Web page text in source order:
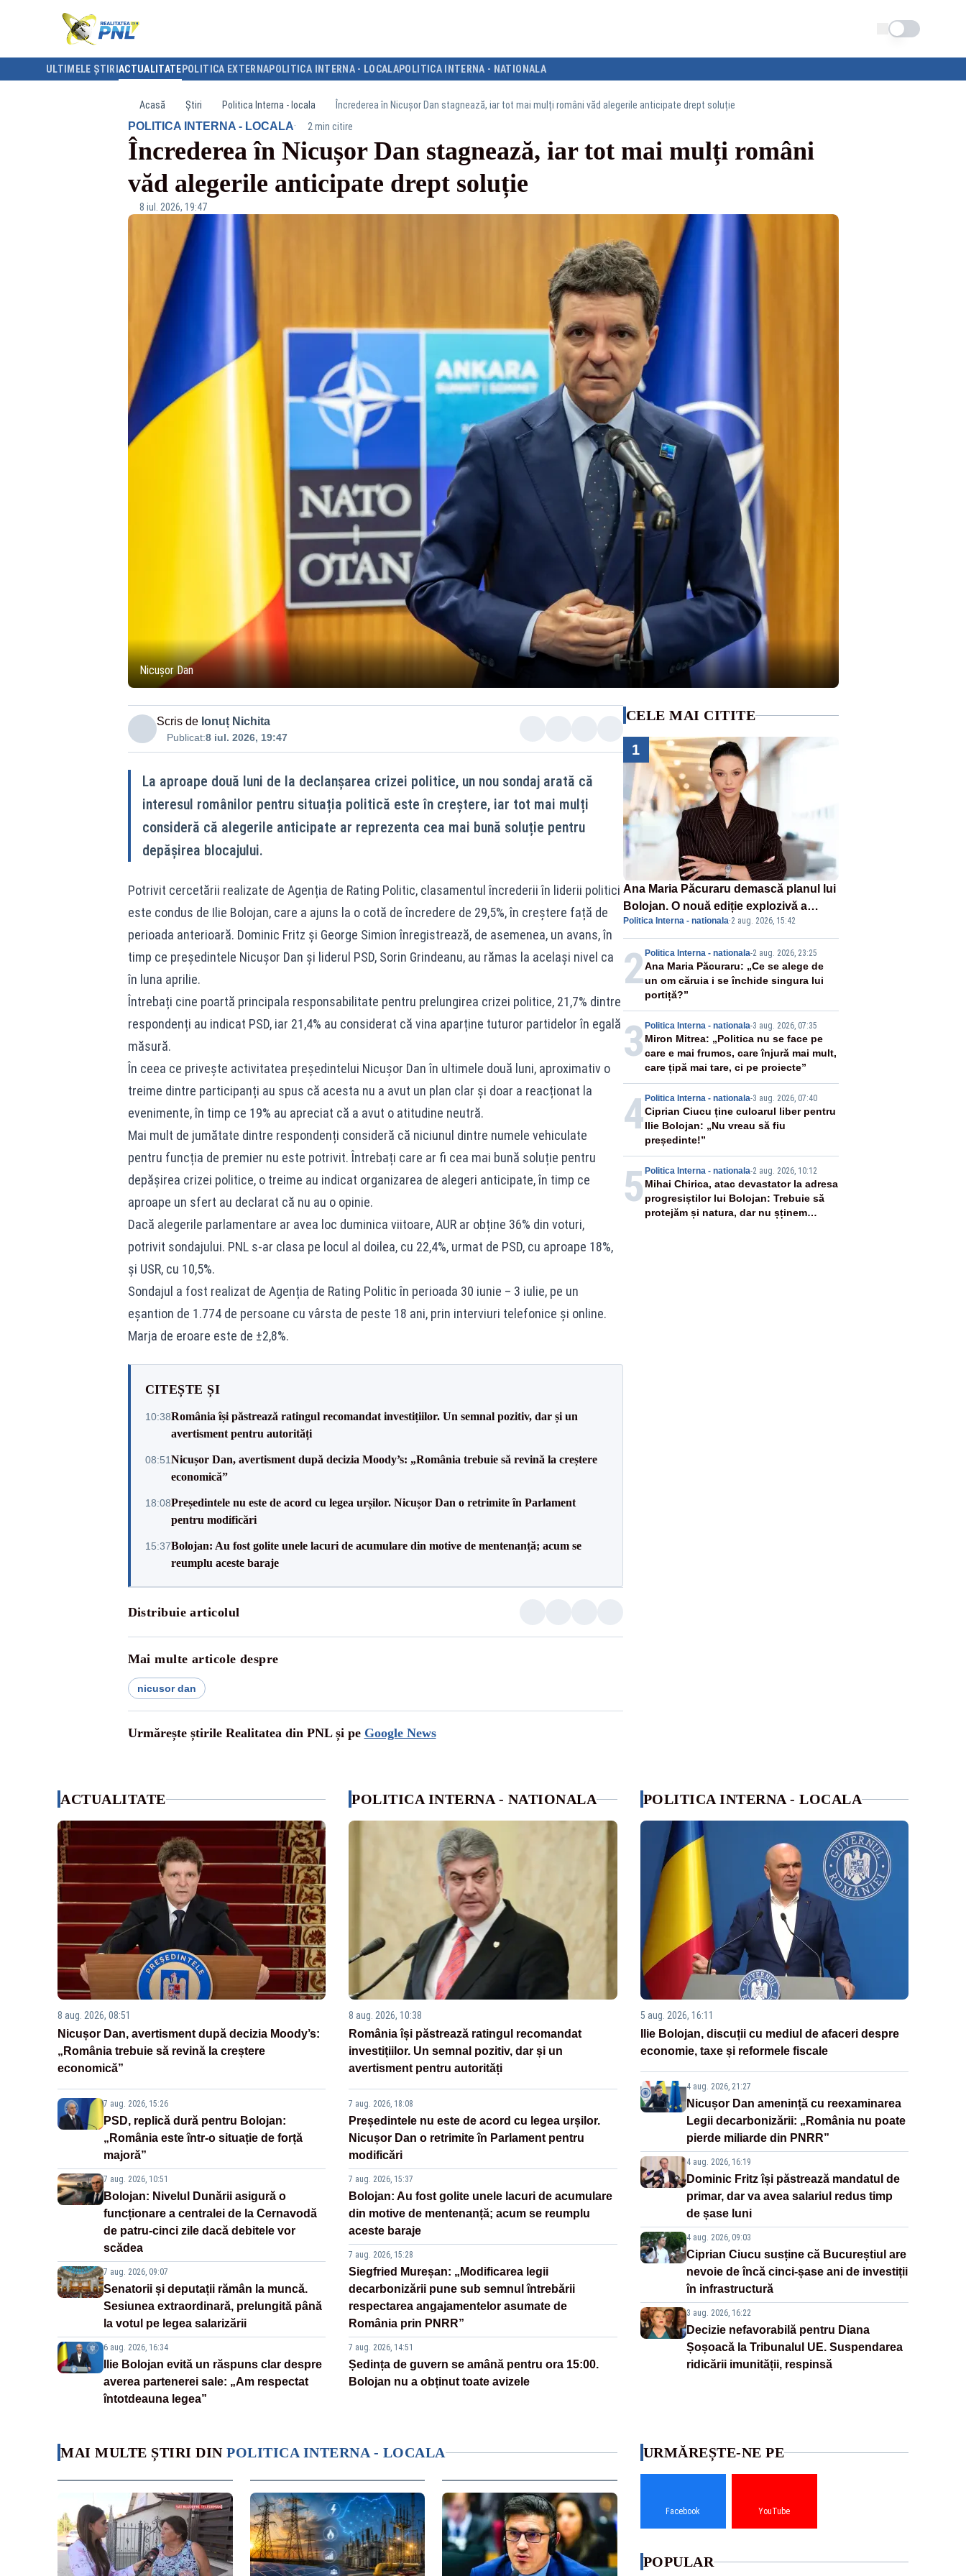
Schimba tema
ULTIMELE ȘTIRI ACTUALITATE POLITICA EXTERNAPOLITICA INTERNA - LOCALAPOLITICA INTERNA - NATIONALA
Acasă Știri Politica Interna - locala Încrederea în Nicușor Dan stagnează, iar tot mai mulți români văd alegerile anticipate drept soluție
POLITICA INTERNA - LOCALA· 2 min citire
Încrederea în Nicușor Dan stagnează, iar tot mai mulți români
văd alegerile anticipate drept soluție
8 iul. 2026, 19:47
Nicușor Dan
Scris de Ionuț Nichita
Publicat:8 iul. 2026, 19:47
La aproape două luni de la declanșarea crizei politice, un nou sondaj arată că
interesul românilor pentru situația politică este în creștere, iar tot mai mulți
consideră că alegerile anticipate ar reprezenta cea mai bună soluție pentru
depășirea blocajului.
Potrivit cercetării realizate de Agenția de Rating Politic, clasamentul încrederii în liderii politici
este condus de Ilie Bolojan, care a ajuns la o cotă de încredere de 29,5%, în creștere față de
perioada anterioară. Dominic Fritz și George Simion înregistrează, de asemenea, un avans, în
timp ce președintele Nicușor Dan și liderul PSD, Sorin Grindeanu, au rămas la același nivel ca
în luna aprilie.
Întrebați cine poartă principala responsabilitate pentru prelungirea crizei politice, 21,7% dintre
respondenți au indicat PSD, iar 21,4% au considerat că vina aparține tuturor partidelor în egală
măsură.
În ceea ce privește activitatea președintelui Nicușor Dan în ultimele două luni, aproximativ o
treime dintre participanți au spus că acesta nu a avut un plan clar și doar a reacționat la
evenimente, în timp ce 19% au apreciat că a avut o atitudine neutră.
Mai mult de jumătate dintre respondenți consideră că niciunul dintre numele vehiculate
pentru funcția de premier nu este potrivit. Întrebați care ar fi cea mai bună soluție pentru
depășirea crizei politice, o treime au indicat organizarea de alegeri anticipate, în timp ce
aproape un sfert au declarat că nu au o opinie.
Dacă alegerile parlamentare ar avea loc duminica viitoare, AUR ar obține 36% din voturi,
potrivit sondajului. PNL s-ar clasa pe locul al doilea, cu 22,4%, urmat de PSD, cu aproape 18%,
și USR, cu 10,5%.
Sondajul a fost realizat de Agenția de Rating Politic în perioada 30 iunie – 3 iulie, pe un
eșantion de 1.774 de persoane cu vârsta de peste 18 ani, prin interviuri telefonice și online.
Marja de eroare este de ±2,8%.
CITEȘTE ȘI
10:38România își păstrează ratingul recomandat investițiilor. Un semnal pozitiv, dar și un
avertisment pentru autorități
08:51Nicușor Dan, avertisment după decizia Moody’s: „România trebuie să revină la creștere
economică”
18:08Președintele nu este de acord cu legea urșilor. Nicușor Dan o retrimite în Parlament
pentru modificări
15:37Bolojan: Au fost golite unele lacuri de acumulare din motive de mentenanță; acum se
reumplu aceste baraje
Distribuie articolul
Mai multe articole despre
nicusor dan
Urmărește știrile Realitatea din PNL și pe Google News
CELE MAI CITITE
1
Ana Maria Păcuraru demască planul lui
Bolojan. O nouă ediție explozivă a
emisiunii „Miza Zilei” la Realitatea
PLUS
Politica Interna - nationala·2 aug. 2026, 15:42
2 Politica Interna - nationala-2 aug. 2026, 23:25
Ana Maria Păcuraru: „Ce se alege de
un om căruia i se închide singura lui
portiță?”
3 Politica Interna - nationala-3 aug. 2026, 07:35
Miron Mitrea: „Politica nu se face pe
care e mai frumos, care înjură mai mult,
care țipă mai tare, ci pe proiecte”
4 Politica Interna - nationala-3 aug. 2026, 07:40
Ciprian Ciucu ține culoarul liber pentru
Ilie Bolojan: „Nu vreau să fiu
președinte!”
5 Politica Interna - nationala-2 aug. 2026, 10:12
Mihai Chirica, atac devastator la adresa
progresiștilor lui Bolojan: Trebuie să
protejăm și natura, dar nu șținem
ACTUALITATE
8 aug. 2026, 08:51
Nicușor Dan, avertisment după decizia Moody’s:
„România trebuie să revină la creștere
economică”
7 aug. 2026, 15:26
PSD, replică dură pentru Bolojan:
„România este într-o situație de forță
majoră”
7 aug. 2026, 10:51
Bolojan: Nivelul Dunării asigură o
funcționare a centralei de la Cernavodă
de patru-cinci zile dacă debitele vor
scădea
7 aug. 2026, 09:07
Senatorii și deputații rămân la muncă.
Sesiunea extraordinară, prelungită până
la votul pe legea salarizării
6 aug. 2026, 16:34
Ilie Bolojan evită un răspuns clar despre
averea partenerei sale: „Am respectat
întotdeauna legea”
POLITICA INTERNA - NATIONALA
8 aug. 2026, 10:38
România își păstrează ratingul recomandat
investițiilor. Un semnal pozitiv, dar și un
avertisment pentru autorități
7 aug. 2026, 18:08
Președintele nu este de acord cu legea urșilor.
Nicușor Dan o retrimite în Parlament pentru
modificări
7 aug. 2026, 15:37
Bolojan: Au fost golite unele lacuri de acumulare
din motive de mentenanță; acum se reumplu
aceste baraje
7 aug. 2026, 15:28
Siegfried Mureșan: „Modificarea legii
decarbonizării pune sub semnul întrebării
respectarea angajamentelor asumate de
România prin PNRR”
7 aug. 2026, 14:51
Ședința de guvern se amână pentru ora 15:00.
Bolojan nu a obținut toate avizele
POLITICA INTERNA - LOCALA
5 aug. 2026, 16:11
Ilie Bolojan, discuții cu mediul de afaceri despre
economie, taxe și reformele fiscale
4 aug. 2026, 21:27
Nicușor Dan amenință cu reexaminarea
Legii decarbonizării: „România nu poate
pierde miliarde din PNRR”
4 aug. 2026, 16:19
Dominic Fritz își păstrează mandatul de
primar, dar va avea salariul redus timp
de șase luni
4 aug. 2026, 09:03
Ciprian Ciucu susține că Bucureștiul are
nevoie de încă cinci-șase ani de investiții
în infrastructură
3 aug. 2026, 16:22
Decizie nefavorabilă pentru Diana
Șoșoacă la Tribunalul UE. Suspendarea
ridicării imunității, respinsă
MAI MULTE ȘTIRI DIN POLITICA INTERNA - LOCALA URMĂREȘTE-NE PE
Facebook YouTube
POPULAR